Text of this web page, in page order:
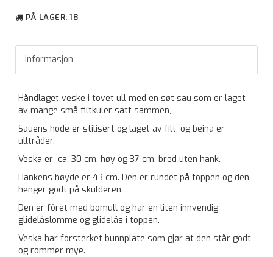
PÅ LAGER: 18
Informasjon
Håndlaget veske i tovet ull med en søt sau som er laget
av mange små filtkuler satt sammen,
Sauens hode er stilisert og laget av filt, og beina er
ulltråder.
Veska er ca. 30 cm. høy og 37 cm. bred uten hank.
Hankens høyde er 43 cm. Den er rundet på toppen og den
henger godt på skulderen.
Den er fôret med bomull og har en liten innvendig
glidelåslomme og glidelås i toppen.
Veska har forsterket bunnplate som gjør at den står godt
og rommer mye.